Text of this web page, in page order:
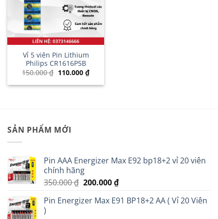
Vỉ 5 viên Pin Lithium
Philips CR1616P5B
150.000₫ Giá
gốc
là:
110.000 ₫Giá
hiện
tại
SẢN PHẨM MỚI
Pin AAA Energizer Max E92 bp18+2 vỉ 20 viên
chính hãng
350.000₫ Giá
là:
200.000₫Giá
tại
Pin Energizer Max E91 BP18+2 AA ( Vỉ 20 Viên
)